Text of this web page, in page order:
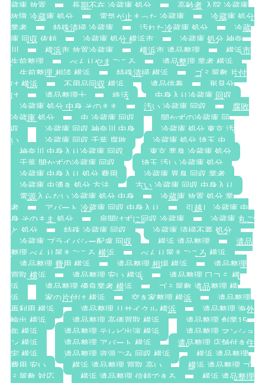
蔵庫 放置
長期不在 冷蔵庫 処分
高齢者 入院 冷蔵庫
故障 冷蔵庫 処分
電気が止まった 冷蔵庫
冷蔵庫 処分
業者
特殊清掃 冷蔵庫 汚れた冷蔵庫 処分
冷蔵
庫 回収 依頼
冷蔵庫 処分 横浜市
冷蔵庫 処分 神奈
川
横浜市 放置冷蔵庫 横浜市 遺品整理
横浜市
生前整理
べんりやまごころ
遺品整理 業者 横浜
生前整理 相談 横浜
特殊清掃 横浜
ゴミ屋敷 片付
け 横浜
不用品回収 横浜 遺品供養
形見分
け
遺品整理士 終活
中身入り冷蔵庫 回収
冷蔵庫 処分 中身 そのまま
汚い 冷蔵庫 回収
腐敗
冷蔵庫 処分
虫 冷蔵庫 回収
開かずの冷蔵庫 回
収
冷蔵庫 回収 神奈川 中身
冷蔵庫 処分 東京 汚
い
冷蔵庫 回収 千葉 腐敗
冷蔵庫 処分 埼玉 虫
神奈川 中身入り冷蔵庫 回収
東京 悪臭 冷蔵庫 処分
千葉 開かずの冷蔵庫 回収
埼玉 汚い 冷蔵庫 処分
冷蔵庫 中身入り 処分 費用
冷蔵庫 異臭 回収 業者
冷蔵庫 虫湧き 処分 方法
古い 冷蔵庫 回収 中身入り
電源入らない 冷蔵庫 処分 中身
冷蔵庫 放置 処分 業
者
アパート 冷蔵庫 回収 中身入り
引越し 冷蔵庫 中
身 そのまま 処分
扉開けずに回収 冷蔵庫
冷蔵庫 丸ご
と 処分
特殊 冷蔵庫 回収
冷蔵庫 清掃不要 処分
冷蔵庫 プライバシー配慮 回収
横浜 遺品整理
遺品
整理 べんり屋まごころ 横浜
べんり屋まごころ 横浜
遺品整理 費用 横浜
遺品整理 相場 横浜
遺品整理
買取 横浜
遺品整理 安い 横浜
遺品整理 口コミ 横
浜
遺品整理 優良業者 横浜
ゴミ屋敷 遺品整理 横
浜
家の片付け 横浜 空き家整理 横浜
遺品整理
再利用 横浜
遺品整理 リサイクル 横浜
遺品整理 海外
輸出 横浜
遺品整理 高価買取 横浜
遺品整理 創業15
年 横浜
遺品整理 テレビ出演 横浜
遺品整理 マンショ
ン 横浜
遺品整理 アパート 横浜
遺品整理 店舗付き住
宅 横浜
遺品整理 資源ごみ 回収 横浜
横浜 遺品整理
費用 安い
横浜 遺品整理 買取 高い
横浜 遺品整理 ゴ
ミ屋敷 対応
横浜 遺品整理 信頼できる
横浜 遺品整理